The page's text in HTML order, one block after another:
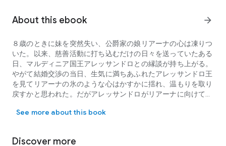
About this ebook arrow_forward
８歳のときに妹を突然失い、公爵家の娘リアーナの心は凍りつ
いた。以来、慈善活動に打ち込むだけの日々を送っていたある
日、マルディニア国王アレッサンドロとの縁談が持ち上がる。
やがて結婚交渉の当日、生気に満ちあふれたアレッサンドロ王
を見てリアーナの氷のような心はかすかに揺れ、温もりを取り
戻すかと思われた。だがアレッサンドロがリアーナに向けてき
でおきながら、なぜ蔑みの目で見るの——？
See more about this book
Discover more